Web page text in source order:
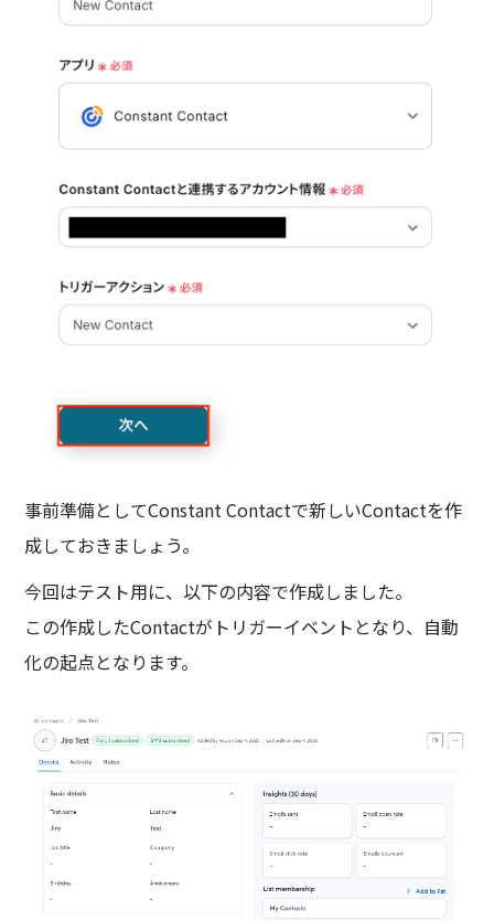
事前準備としてConstant Contactで新しいContactを作
成しておきましょう。
今回はテスト用に、以下の内容で作成しました。
この作成したContactがトリガーイベントとなり、自動
化の起点となります。